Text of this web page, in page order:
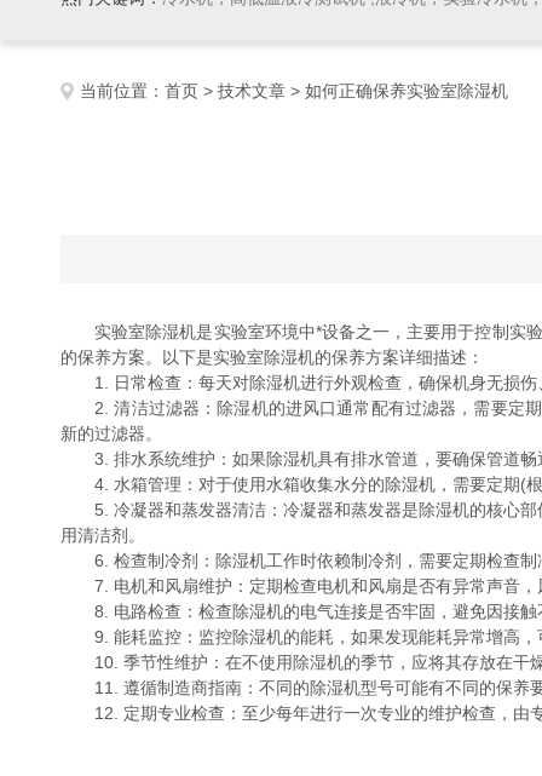
当前位置： 首页 > 技术文章 > 如何正确保养实验室除湿机
实验室除湿机是实验室环境中*设备之一，主要用于控制实验
的保养方案。以下是实验室除湿机的保养方案详细描述：
1. 日常检查：每天对除湿机进行外观检查，确保机身无损伤
2. 清洁过滤器：除湿机的进风口通常配有过滤器，需要定期
新的过滤器。
3. 排水系统维护：如果除湿机具有排水管道，要确保管道畅
4. 水箱管理：对于使用水箱收集水分的除湿机，需要定期(
5. 冷凝器和蒸发器清洁：冷凝器和蒸发器是除湿机的核心部
用清洁剂。
6. 检查制冷剂：除湿机工作时依赖制冷剂，需要定期检查制
7. 电机和风扇维护：定期检查电机和风扇是否有异常声音，
8. 电路检查：检查除湿机的电气连接是否牢固，避免因接触
9. 能耗监控：监控除湿机的能耗，如果发现能耗异常增高，
10. 季节性维护：在不使用除湿机的季节，应将其存放在干
11. 遵循制造商指南：不同的除湿机型号可能有不同的保养
12. 定期专业检查：至少每年进行一次专业的维护检查，由